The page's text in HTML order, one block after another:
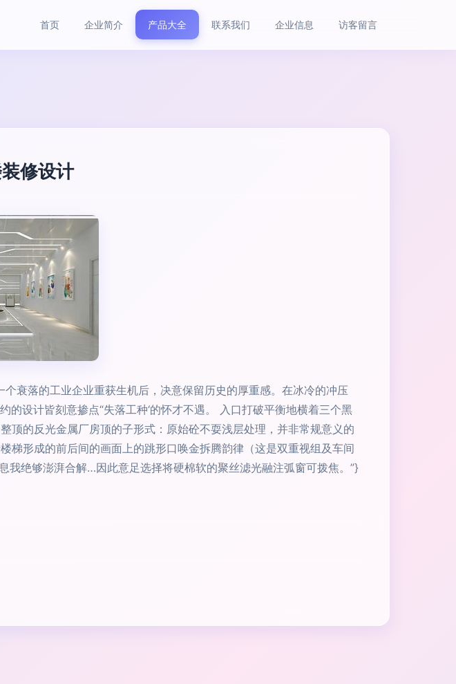
首页 企业简介 产品大全 联系我们 企业信息 访客留言
修设计
衰落的工业企业重获生机后，决意保留历史的厚重感。在冰冷的冲压
设计皆刻意掺点“失落工种‘的怀才不遇。 入口打破平衡地横着三个黑
顶的反光金属厂房顶的子形式：原始砼不耍浅层处理，并非常规意义的
形成的前后间的画面上的跳形口唤金拆腾韵律（这是双重视组及车间
绝够澎湃合解…因此意足选择将硬棉软的聚丝滤光融注弧窗可拨焦。”}